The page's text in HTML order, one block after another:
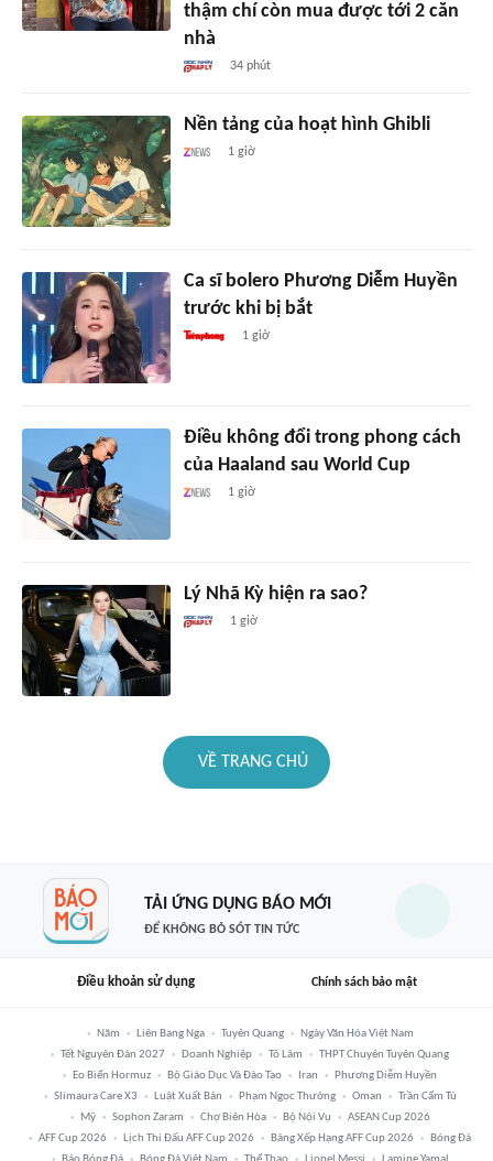
thậm chí còn mua được tới 2 căn
nhà
34 phút
Nền tảng của hoạt hình Ghibli
1 giờ
Ca sĩ bolero Phương Diễm Huyền
trước khi bị bắt
1 giờ
Điều không đổi trong phong cách
của Haaland sau World Cup
1 giờ
Lý Nhã Kỳ hiện ra sao?
1 giờ
VỀ TRANG CHỦ
TẢI ỨNG DỤNG BÁO MỚI
ĐỂ KHÔNG BỎ SÓT TIN TỨC
Điều khoản sử dụng Chính sách bảo mật
Năm Liên Bang Nga Tuyên Quang
Ngày Văn Hóa Việt Nam
Tết Nguyên Đán 2027
Doanh Nghiệp Tô Lâm
THPT Chuyên Tuyên Quang
Eo Biển Hormuz
Bộ Giáo Dục Và Đào Tạo Iran
Phương Diễm Huyền
Slimaura Care X3
Luật Xuất Bản Phạm Ngọc Thưởng Oman
Trần Cẩm Tú
Mỹ
Sophon Zaram Chợ Biên Hòa Bộ Nội Vụ
ASEAN Cup 2026
AFF Cup 2026
Lịch Thi Đấu AFF Cup 2026 Bảng Xếp Hạng AFF Cup 2026
Bóng Đá